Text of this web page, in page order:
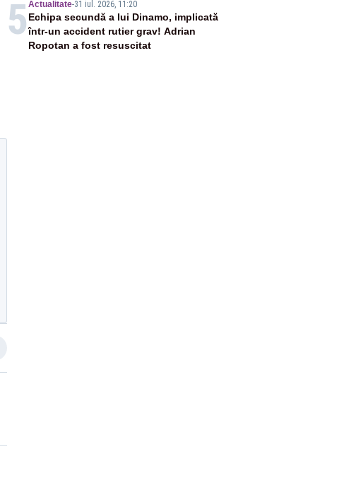
5 Actualitate-31 iul. 2026, 11:20
Echipa secundă a lui Dinamo, implicată
într-un accident rutier grav! Adrian
Ropotan a fost resuscitat